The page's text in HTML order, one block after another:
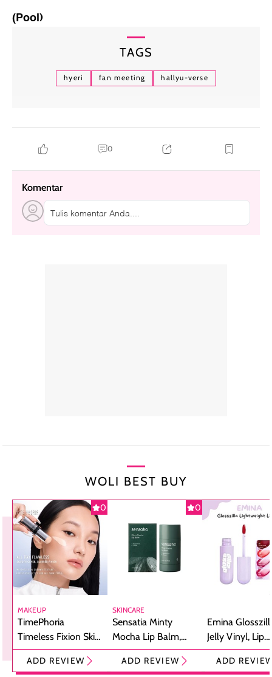
(Pool)
TAGS
hyeri fan meeting hallyu-verse
0
Komentar
Tulis komentar Anda....
WOLI BEST BUY
0
MAKEUP
TimePhoria
Timeless Fixion Skin
Tint Stick,
Foundation dan
ADD REVIEW
0
SKINCARE
Sensatia Minty
Mocha Lip Balm,
Pelembap Bibir
dengan Aroma
ADD REVIEW
Emina
Jelly Vinyl, Lip
Cream Glossy
Ringan
ADD